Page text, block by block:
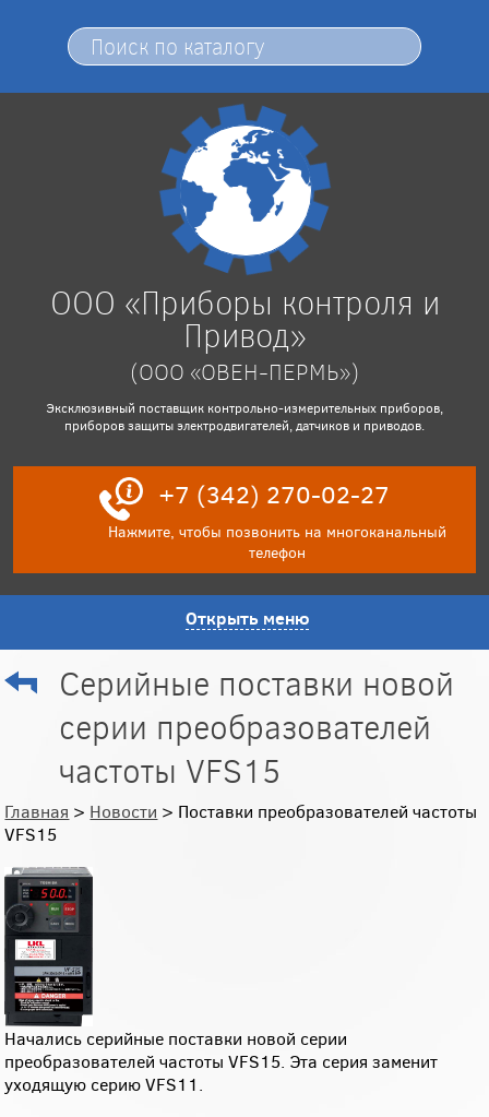
ООО «Приборы контроля и
Привод»
(ООО «ОВЕН-ПЕРМЬ»)
Эксклюзивный поставщик контрольно-измерительных приборов,
приборов защиты электродвигателей, датчиков и приводов.
+7 (342) 270-02-27
Нажмите, чтобы позвонить на многоканальный
телефон
Открыть меню
Серийные поставки новой
серии преобразователей
частоты VFS15
Главная > Новости > Поставки преобразователей частоты
VFS15
Начались серийные поставки новой серии
преобразователей частоты VFS15. Эта серия заменит
уходящую серию VFS11.